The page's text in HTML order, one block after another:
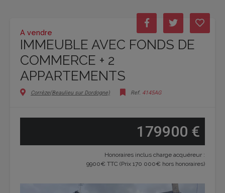
A vendre
IMMEUBLE AVEC FONDS DE
COMMERCE + 2
APPARTEMENTS
Corrèze(Beaulieu sur Dordogne) Ref. 4145AG
179900 €
Honoraires inclus charge acquéreur :
9900€ TTC (Prix 170 000€ hors honoraires)